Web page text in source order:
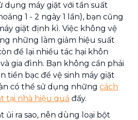
dụng máy giặt với tần suất
1 - 2 ngày 1 lần), bạn cũng
giặt định kì. Việc không vệ
những làm giảm hiệu suất
để lại nhiều tác hại khôn
gia đình. Bạn không cần phải
tiền bạc để vệ sinh máy giặt
có thể sử dụng những cách
tại nhà hiệu quả đấy.
ủi ra sao, nên dùng loại bột